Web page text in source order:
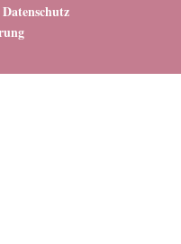
Datenschutz